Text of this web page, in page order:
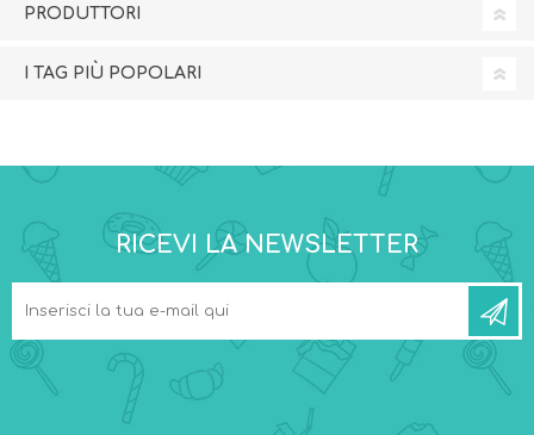
PRODUTTORI
I TAG PIÙ POPOLARI
RICEVI LA NEWSLETTER